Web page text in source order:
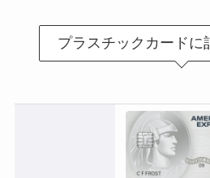
プラスチックカードに